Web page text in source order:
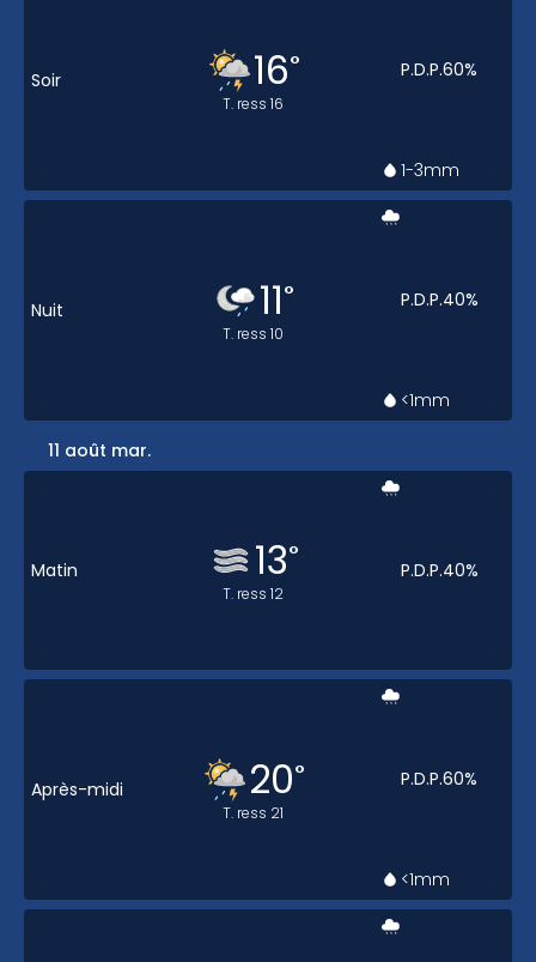
Soir 16°
T. ress 16
P.D.P.60%
1-3mm
Nuit 11°
T. ress 10
P.D.P.40%
<1mm
11 août mar.
Matin 13°
T. ress 12
P.D.P.40%
Après-midi 20°
T. ress 21
P.D.P.60%
<1mm